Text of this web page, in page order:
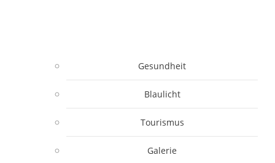
Gesundheit
Blaulicht
Tourismus
Galerie